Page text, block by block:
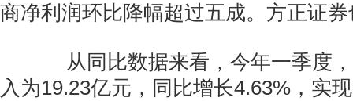
商净利润环比降幅超过五成。方正证
从同比数据来看，今年一季度，
入为19.23亿元，同比增长4.63%，实